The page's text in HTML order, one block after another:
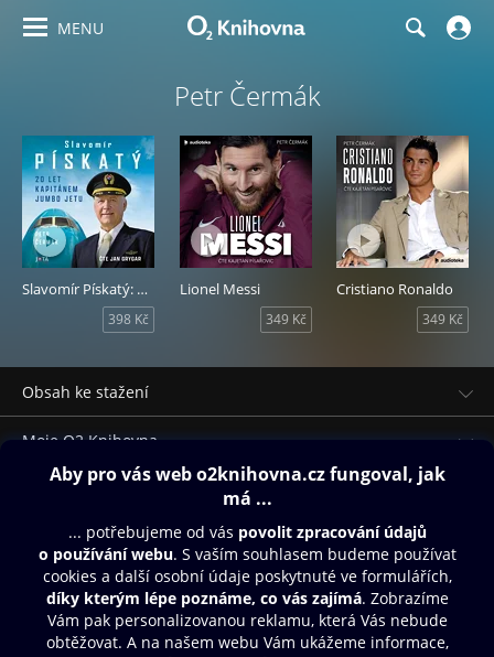
MENU
Petr Čermák
Slavomír Pískatý: 20 let kapitánem Jumbo Jetu
398 Kč
Lionel Messi
349 Kč
Cristiano Ronaldo
349 Kč
Obsah ke stažení
Moje O2 Knihovna
Další zábava
© O2 Czech Republic a.s.
Nákupní řád
Přístupnost